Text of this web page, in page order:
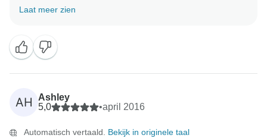
geweldige ervaring hebt gehad en we kijken ernaar uit
Laat meer zien
AH
Ashley
5,0
•april 2016
Automatisch vertaald. Bekijk in originele taal